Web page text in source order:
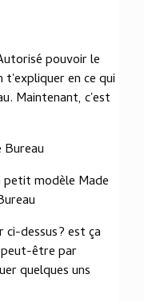
pouvoir le
t'expliquer en ce qui
Maintenant, c'est
petit modèle Made
dessus? est ça
peut-être par
quelques uns